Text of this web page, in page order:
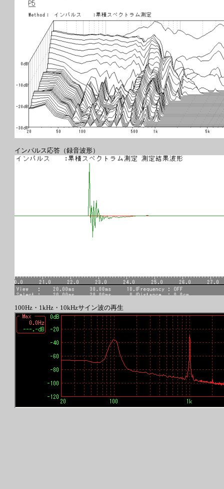
インパルス応答（録音波形）
100Hz・1kHz・10kHzサイン波の再生